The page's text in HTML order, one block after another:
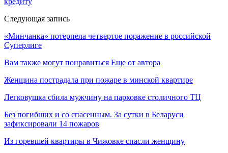
Следующая запись
«Минчанка» потерпела четвертое поражение в российской
Суперлиге
Вам также могут понравиться Еще от автора
Женщина пострадала при пожаре в минской квартире
Легковушка сбила мужчину на парковке столичного ТЦ
Без погибших и со спасенным. За сутки в Беларуси
зафиксировали 14 пожаров
Из горевшей квартиры в Чижовке спасли женщину